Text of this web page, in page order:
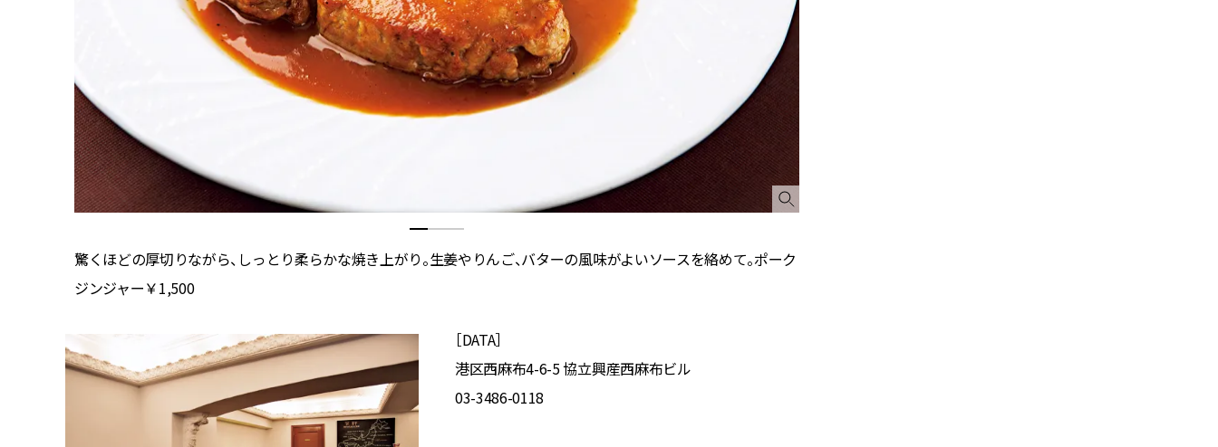
驚くほどの厚切りながら、しっとり柔らかな焼き上がり。生姜やりんご、バターの風味がよいソースを絡めて。ポーク
ジンジャー￥1,500
［DATA］
港区西麻布4-6-5 協立興産西麻布ビル
03-3486-0118